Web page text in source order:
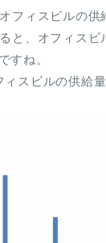
フィスビルの供
と、オフィス
すね。
スビルの供給